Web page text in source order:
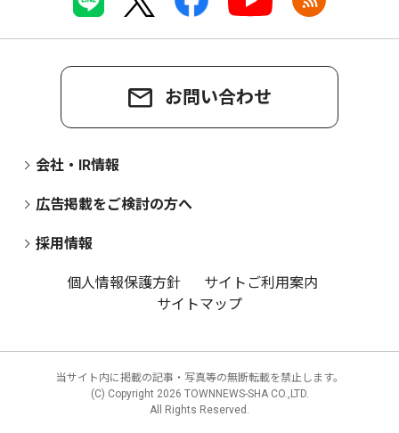
お問い合わせ
会社・IR情報
広告掲載をご検討の方へ
採用情報
個人情報保護方針
サイトご利用案内
サイトマップ
当サイト内に掲載の記事・写真等の無断転載を禁止します。
(C) Copyright 2026 TOWNNEWS-SHA CO.,LTD.
All Rights Reserved.